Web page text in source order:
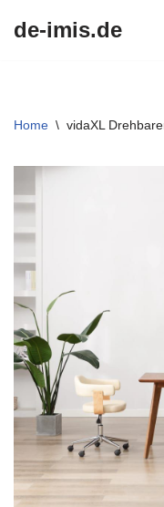
de-imis.de
Home \ vidaXL